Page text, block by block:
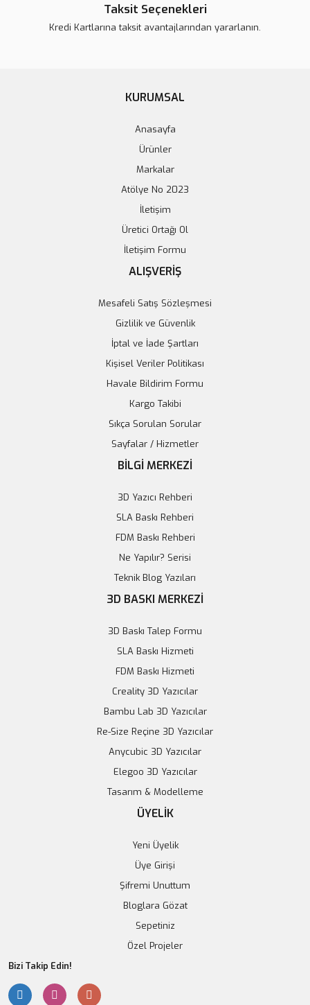
Taksit Seçenekleri
Kredi Kartlarına taksit avantajlarından yararlanın.
KURUMSAL
Anasayfa
Ürünler
Markalar
Atölye No 2023
İletişim
Üretici Ortağı Ol
İletişim Formu
ALIŞVERİŞ
Mesafeli Satış Sözleşmesi
Gizlilik ve Güvenlik
İptal ve İade Şartları
Kişisel Veriler Politikası
Havale Bildirim Formu
Kargo Takibi
Sıkça Sorulan Sorular
Sayfalar / Hizmetler
BİLGİ MERKEZİ
3D Yazıcı Rehberi
SLA Baskı Rehberi
FDM Baskı Rehberi
Ne Yapılır? Serisi
Teknik Blog Yazıları
3D BASKI MERKEZİ
3D Baskı Talep Formu
SLA Baskı Hizmeti
FDM Baskı Hizmeti
Creality 3D Yazıcılar
Bambu Lab 3D Yazıcılar
Re-Size Reçine 3D Yazıcılar
Anycubic 3D Yazıcılar
Elegoo 3D Yazıcılar
Tasarım & Modelleme
ÜYELİK
Yeni Üyelik
Üye Girişi
Şifremi Unuttum
Bloglara Gözat
Sepetiniz
Özel Projeler
Bizi Takip Edin!